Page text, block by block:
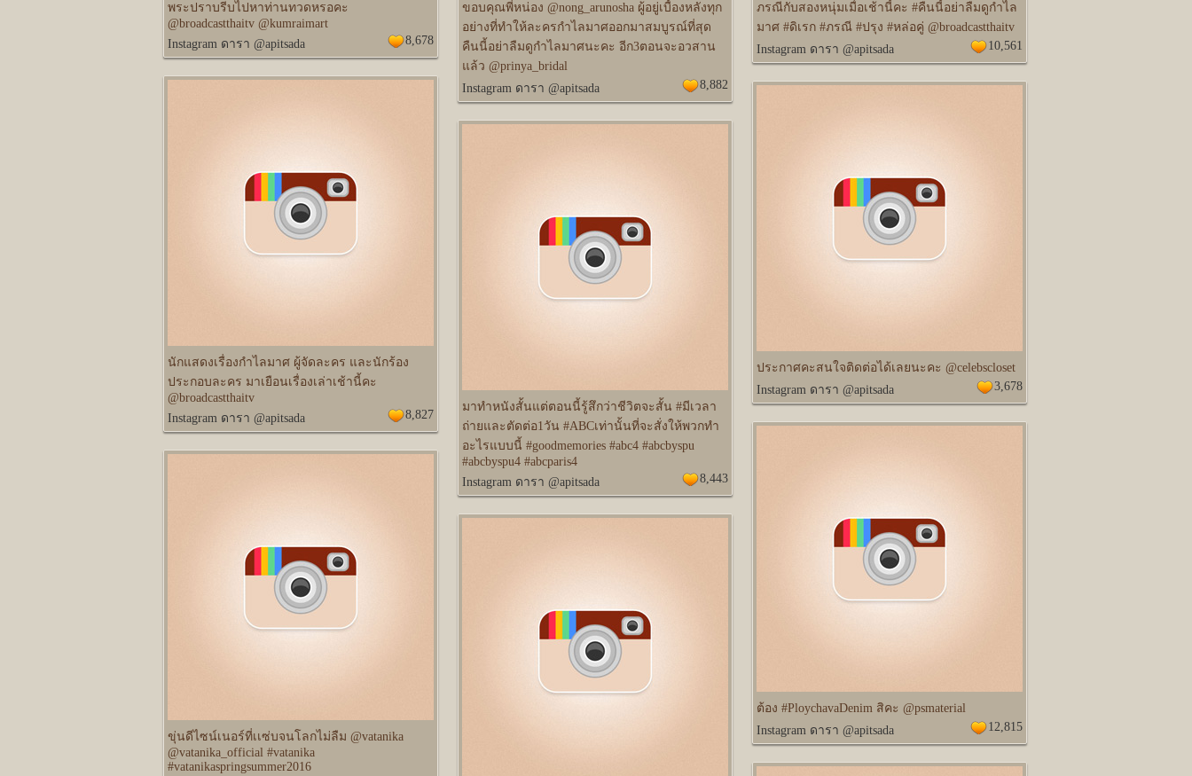
พระปราบรีบไปหาท่านทวดหรอคะ
@broadcastthaitv @kumraimart
Instagram ดารา @apitsada
8,678
ขอบคุณพี่หน่อง @nong_arunosha ผู้อยู่เบื้องหลังทุก
อย่างที่ทำให้ละครกำไลมาศออกมาสมบูรณ์ที่สุด
คืนนี้อย่าลืมดูกำไลมาศนะคะ อีก3ตอนจะอวสาน
แล้ว @prinya_bridal
Instagram ดารา @apitsada
8,882
ภรณีกับสองหนุ่มเมื่อเช้านี้คะ #คืนนี้อย่าลืมดูกำไล
มาศ #ดิเรก #ภรณี #ปรุง #หล่อคู่ @broadcastthaitv
Instagram ดารา @apitsada
10,561
นักแสดงเรื่องกำไลมาศ ผู้จัดละคร และนักร้อง
ประกอบละคร มาเยือนเรื่องเล่าเช้านี้คะ
@broadcastthaitv
Instagram ดารา @apitsada
8,827
ประกาศคะสนใจติดต่อได้เลยนะคะ @celebscloset
Instagram ดารา @apitsada
3,678
มาทำหนังสั้นแต่ตอนนี้รู้สึกว่าชีวิตจะสั้น #มีเวลา
ถ่ายและตัดต่อ1วัน #ABCเท่านั้นที่จะสั่งให้พวกทำ
อะไรแบบนี้ #goodmemories #abc4 #abcbyspu
#abcbyspu4 #abcparis4
Instagram ดารา @apitsada
8,443
ต้อง #PloychavaDenim สิคะ @psmaterial
Instagram ดารา @apitsada
12,815
ขุ่นดีไซน์เนอร์ที่เเซ่บจนโลกไม่ลืม @vatanika
@vatanika_official #vatanika
#vatanikaspringsummer2016